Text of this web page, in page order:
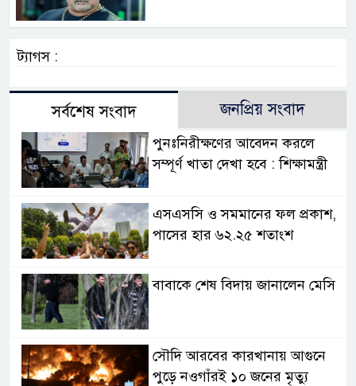
ট্যাগস :
সর্বশেষ সংবাদ জনপ্রিয় সংবাদ
পুনঃনিরীক্ষণের আবেদন করলে
সম্পূর্ণ খাতা দেখা হবে : শিক্ষামন্ত্রী
এসএসসি ও সমমানের ফল প্রকাশ,
পাসের হার ৬২.২৫ শতাংশ
বাবাকে শেষ বিদায় জানালেন মেসি
সৌদি আরবের কারখানায় আগুনে
পুড়ে নওগাঁরই ১০ জনের মৃত্যু